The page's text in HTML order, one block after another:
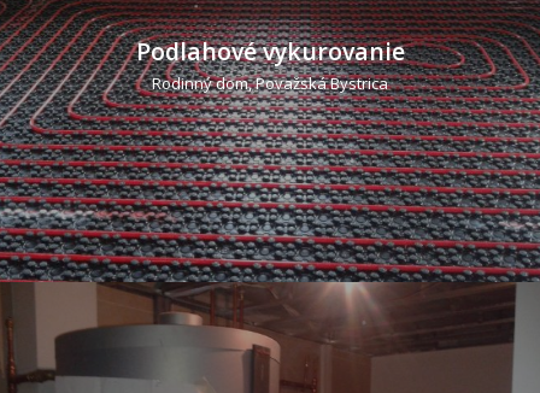
Podlahové vykurovanie
Rodinný dom, Považská Bystrica